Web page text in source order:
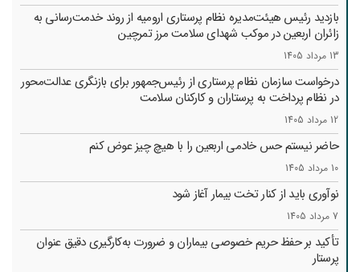
بازدید رئیس هیئت‌مدیره نظام پرستاری ارومیه از روند خدمت‌رسانی به
زائران اربعین در موکب شهدای سلامت مرز تمرچین
13 مرداد 1405
درخواست سازمان نظام پرستاری از رئیس‌جمهور برای بازنگری عدالت‌محور
در نظام پرداخت به پرستاران و کارکنان سلامت
12 مرداد 1405
حاضر نیستم حس خادمی اربعین را با هیچ چیز عوض کنم
10 مرداد 1405
نوآوری باید از کنار تخت بیمار آغاز شود
7 مرداد 1405
تأکید بر حفظ حریم خصوصی بیماران و ضرورت به‌کارگیری دقیق عنوان
پرستار